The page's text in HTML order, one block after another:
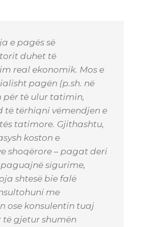
e pagës së
duhet të
real ekonomik. Mos e
pagën (p.sh. në
për të ulur tatimin,
të tërhiqni vëmendjen e
tatimore. Gjithashtu,
koston e
shoqërore – pagat deri
paguajnë sigurime,
shtesë bie falë
me
ose konsulentin tuaj
gjetur shumën